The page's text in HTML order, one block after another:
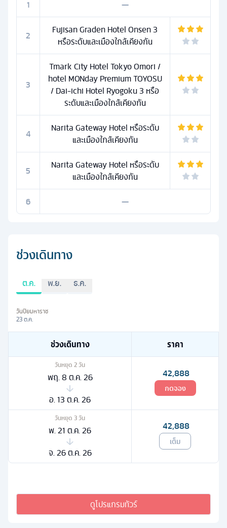
1
—
2
Fujisan Graden Hotel Onsen 3
หรือระดับและเมืองใกล้เคียงกัน
3
Tmark City Hotel Tokyo Omori /
hotel MONday Premium TOYOSU
/ Dai-ichi Hotel Ryogoku 3 หรือ
ระดับและเมืองใกล้เคียงกัน
4
Narita Gateway Hotel หรือระดับ
และเมืองใกล้เคียงกัน
5
Narita Gateway Hotel หรือระดับ
และเมืองใกล้เคียงกัน
6
—
ช่วงเดินทาง
ต.ค. พ.ย. ธ.ค.
วันปิยมหาราช
23 ต.ค.
ช่วงเดินทาง ราคา
วันหยุด 2วัน
พฤ. 8 ต.ค. 26
อ. 13 ต.ค. 26
42,888
กดจอง
วันหยุด 3วัน
พ. 21 ต.ค. 26
จ. 26 ต.ค. 26
42,888
เต็ม
ดูโปรแกรมทัวร์